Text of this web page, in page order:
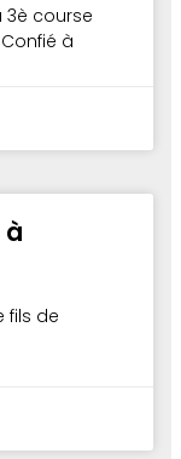
3è course
Confié à
à
fils de